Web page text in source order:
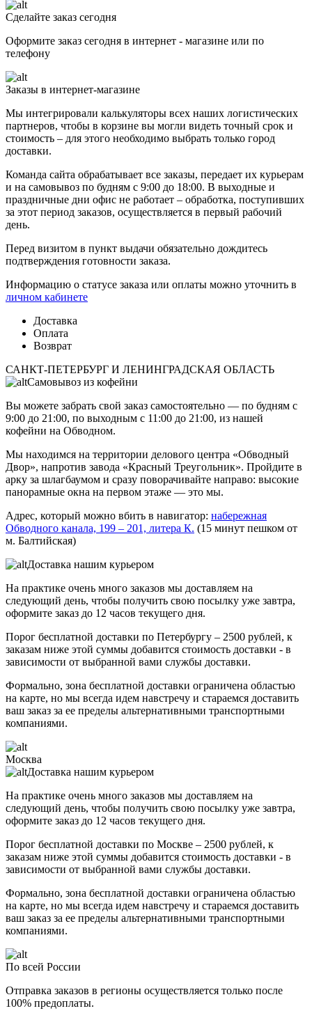
Сделайте заказ сегодня
Оформите заказ сегодня в интернет - магазине или по
телефону
Заказы в интернет-магазине
Мы интегрировали калькуляторы всех наших логистических
партнеров, чтобы в корзине вы могли видеть точный срок и
стоимость – для этого необходимо выбрать только город
доставки.
Команда сайта обрабатывает все заказы, передает их курьерам
и на самовывоз по будням с 9:00 до 18:00. В выходные и
праздничные дни офис не работает – обработка, поступивших
за этот период заказов, осуществляется в первый рабочий
день.
Перед визитом в пункт выдачи обязательно дождитесь
подтверждения готовности заказа.
Информацию о статусе заказа или оплаты можно уточнить в
личном кабинете
Доставка
Оплата
Возврат
САНКТ-ПЕТЕРБУРГ И ЛЕНИНГРАДСКАЯ ОБЛАСТЬ
Самовывоз из кофейни
Вы можете забрать свой заказ самостоятельно — по будням с
9:00 до 21:00, по выходным с 11:00 до 21:00, из нашей
кофейни на Обводном.
Мы находимся на территории делового центра «Обводный
Двор», напротив завода «Красный Треугольник». Пройдите в
арку за шлагбаумом и сразу поворачивайте направо: высокие
панорамные окна на первом этаже — это мы.
Адрес, который можно вбить в навигатор: набережная
Обводного канала, 199 ‒ 201, литера К. (15 минут пешком от
м. Балтийская)
Доставка нашим курьером
На практике очень много заказов мы доставляем на
следующий день, чтобы получить свою посылку уже завтра,
оформите заказ до 12 часов текущего дня.
Порог бесплатной доставки по Петербургу – 2500 рублей, к
заказам ниже этой суммы добавится стоимость доставки - в
зависимости от выбранной вами службы доставки.
Формально, зона бесплатной доставки ограничена областью
на карте, но мы всегда идем навстречу и стараемся доставить
ваш заказ за ее пределы альтернативными транспортными
компаниями.
Москва
Доставка нашим курьером
На практике очень много заказов мы доставляем на
следующий день, чтобы получить свою посылку уже завтра,
оформите заказ до 12 часов текущего дня.
Порог бесплатной доставки по Москве – 2500 рублей, к
заказам ниже этой суммы добавится стоимость доставки - в
зависимости от выбранной вами службы доставки.
Формально, зона бесплатной доставки ограничена областью
на карте, но мы всегда идем навстречу и стараемся доставить
ваш заказ за ее пределы альтернативными транспортными
компаниями.
По всей России
Отправка заказов в регионы осуществляется только после
100% предоплаты.